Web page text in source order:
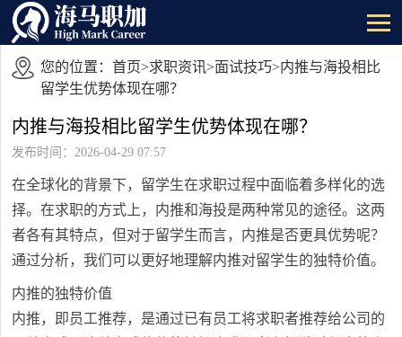
您的位置： 首页>求职资讯>面试技巧>内推与海投相比
留学生优势体现在哪？
内推与海投相比留学生优势体现在哪？
发布时间：2026-04-29 07:57
在全球化的背景下，留学生在求职过程中面临着多样化的选
择。在求职的方式上，内推和海投是两种常见的途径。这两
者各有其特点，但对于留学生而言，内推是否更具优势呢？
通过分析，我们可以更好地理解内推对留学生的独特价值。
内推的独特价值
内推，即员工推荐，是通过已有员工将求职者推荐给公司的